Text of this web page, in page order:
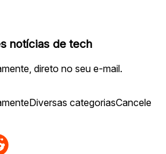
notícias de tech
direto no seu e-mail.
Diversas categoriasCancele